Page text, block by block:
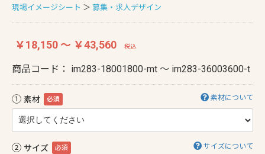
現場イメージシート ＞ 募集・求人デザイン
￥18,150 ～ ￥43,560 税込
商品コード： im283-18001800-mt ～ im283-36003600-t
① 素材 必須 素材について
② サイズ 必須 サイズについて